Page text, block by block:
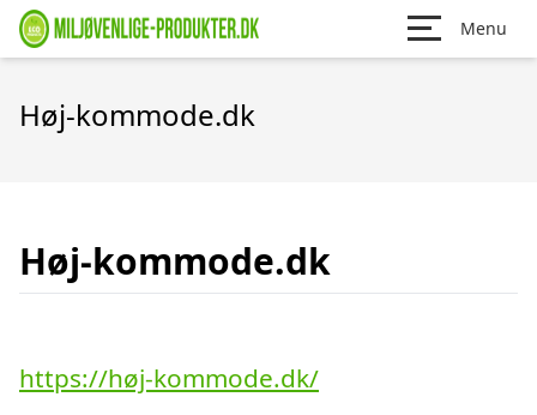
Menu
Høj-kommode.dk
Høj-kommode.dk
https://høj-kommode.dk/